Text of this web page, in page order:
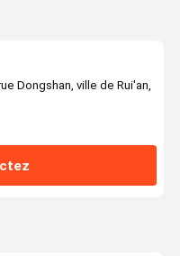
Dongshan, ville de Rui'an,